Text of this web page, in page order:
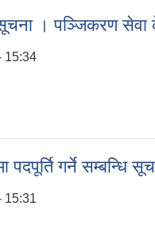
। पञ्जिकरण सेवा
15:34
पदपूर्ति गर्ने सम्बन्धि
15:31